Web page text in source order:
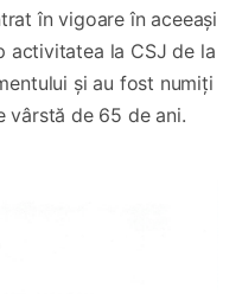
în vigoare în aceeași
activitatea la CSJ de la
și au fost numiți
vârstă de 65 de ani.